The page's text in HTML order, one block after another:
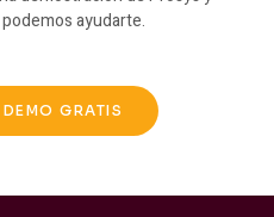
ayudarte.
GRATIS